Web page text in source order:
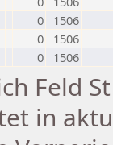
0
1506
0
1506
0 1506
Feld
in